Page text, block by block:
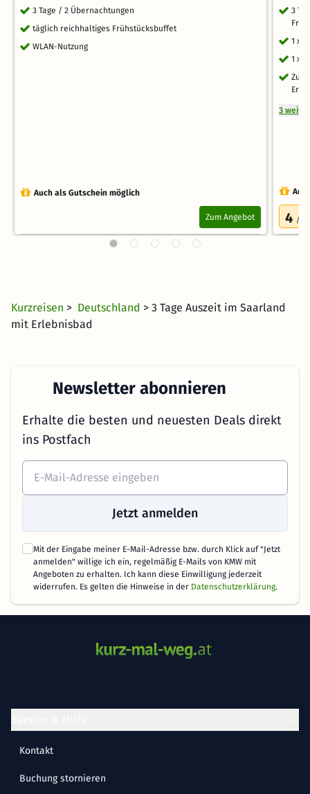
3 Tage / 2 Übernachtungen
täglich reichhaltiges Frühstücksbuffet
WLAN-Nutzung
Auch als Gutschein möglich
Zum Angebot
3
1 x
1 x
3
4 /5.0
Kurzreisen > Deutschland > 3 Tage Auszeit im Saarland
mit Erlebnisbad
Newsletter abonnieren
Erhalte die besten und neuesten Deals direkt
ins Postfach
Jetzt anmelden
Mit der Eingabe meiner E-Mail-Adresse bzw. durch Klick auf "Jetzt
anmelden" willige ich ein, regelmäßig E-Mails von KMW mit
Angeboten zu erhalten. Ich kann diese Einwilligung jederzeit
widerrufen. Es gelten die Hinweise in der Datenschutzerklärung.
Kontakt
Buchung stornieren